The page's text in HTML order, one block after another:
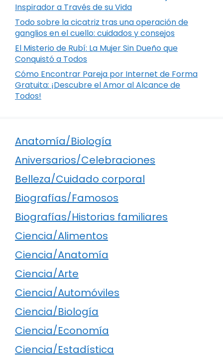
Inspirador a Través de su Vida
Todo sobre la cicatriz tras una operación de
ganglios en el cuello: cuidados y consejos
El Misterio de Rubí: La Mujer Sin Dueño que
Conquistó a Todos
Cómo Encontrar Pareja por Internet de Forma
Gratuita: ¡Descubre el Amor al Alcance de
Todos!
Anatomía/Biología
Aniversarios/Celebraciones
Belleza/Cuidado corporal
Biografías/Famosos
Biografías/Historias familiares
Ciencia/Alimentos
Ciencia/Anatomía
Ciencia/Arte
Ciencia/Automóviles
Ciencia/Biología
Ciencia/Economía
Ciencia/Estadística